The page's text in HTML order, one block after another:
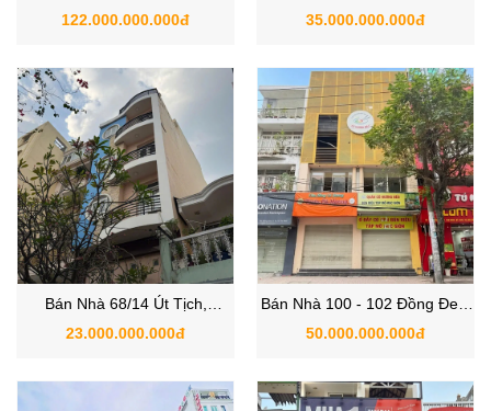
Tháng Tám, Quận Tân Bình
122.000.000.000đ
Phường 13, Quận Tân Bình
35.000.000.000đ
Bán Nhà 68/14 Út Tịch,
Phường 4, Quận Tân Bình
23.000.000.000đ
Bán Nhà 100 - 102 Đồng Đen,
Phường Bảy Hiền, Quận Tân
50.000.000.000đ